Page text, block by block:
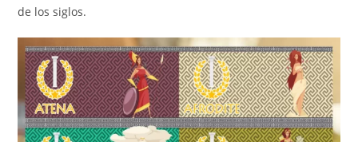
de los siglos.